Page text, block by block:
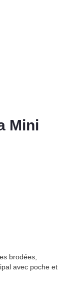
Mini
brodées,
avec poche et